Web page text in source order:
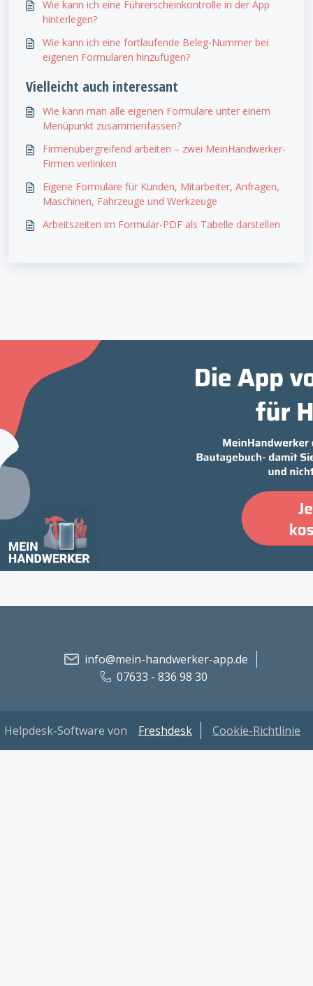
Wie kann ich eine Führerscheinkontrolle in der App
hinterlegen?
Wie kann ich eine fortlaufende Beleg-Nummer bei
eigenen Formularen hinzufügen?
Vielleicht auch interessant
Wie kann man alle eigenen Formulare unter einem
Menüpunkt zusammenfassen?
Firmenübergreifend arbeiten – zwei MeinHandwerker-
Firmen verlinken
Eigene Formulare für Kunden, Mitarbeiter, Anfragen,
Maschinen, Fahrzeuge und Werkzeuge
Arbeitszeiten im Formular-PDF als Tabelle darstellen
info@mein-handwerker-app.de
07633 - 836 98 30
Helpdesk-Software von Freshdesk Cookie-Richtlinie